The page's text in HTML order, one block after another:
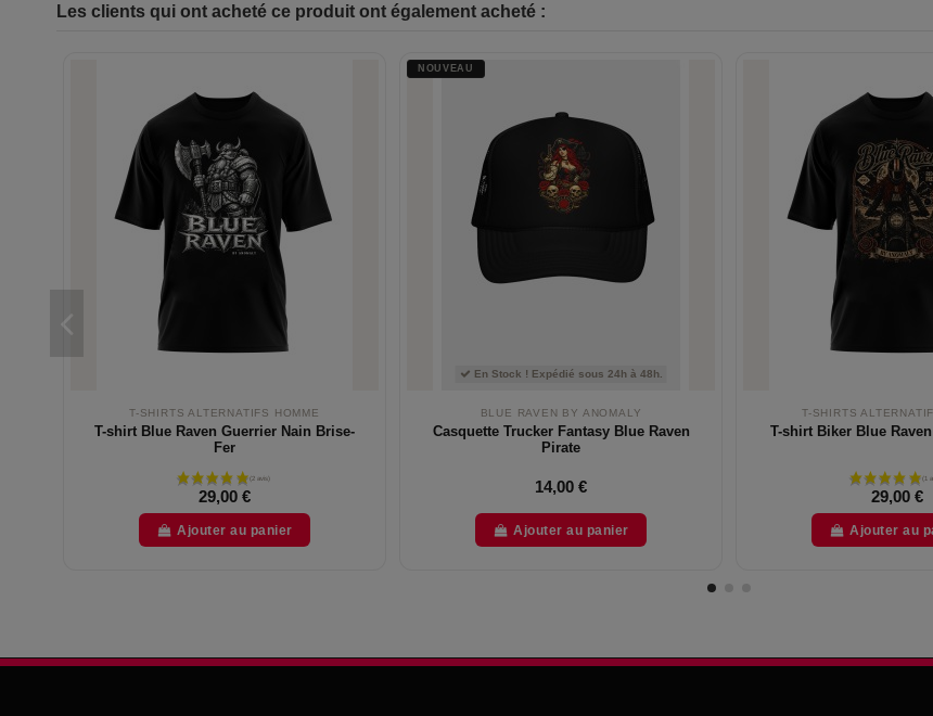
Les clients qui ont acheté ce produit ont également acheté :
T-SHIRTS ALTERNATIFS HOMME
T-shirt Blue Raven Guerrier Nain Brise-
Fer
29,00 €
Ajouter au panier
NOUVEAU
En Stock ! Expédié sous 24h à 48h.
BLUE RAVEN BY ANOMALY
Casquette Trucker Fantasy Blue Raven
Pirate
14,00 €
Ajouter au panier
T-SHIRTS
T-shirt Biker Blue
29,00 €
Ajouter au